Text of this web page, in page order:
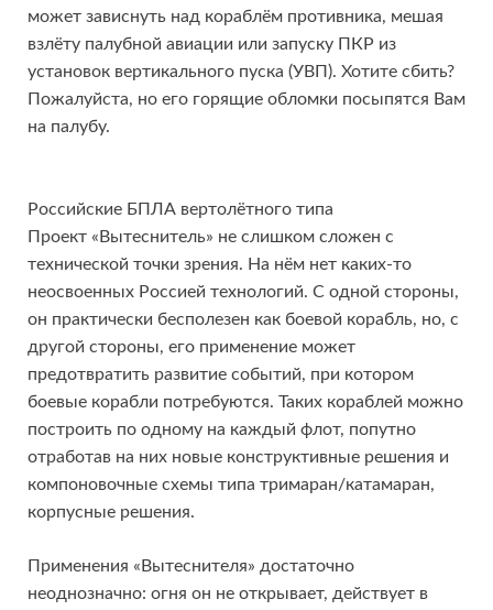
может зависнуть над кораблём противника, мешая
взлёту палубной авиации или запуску ПКР из
установок вертикального пуска (УВП). Хотите сбить?
Пожалуйста, но его горящие обломки посыпятся Вам
на палубу.
Российские БПЛА вертолётного типа
Проект «Вытеснитель» не слишком сложен с
технической точки зрения. На нём нет каких-то
неосвоенных Россией технологий. С одной стороны,
он практически бесполезен как боевой корабль, но, с
другой стороны, его применение может
предотвратить развитие событий, при котором
боевые корабли потребуются. Таких кораблей можно
построить по одному на каждый флот, попутно
отработав на них новые конструктивные решения и
компоновочные схемы типа тримаран/катамаран,
корпусные решения.
Применения «Вытеснителя» достаточно
неоднозначно: огня он не открывает, действует в